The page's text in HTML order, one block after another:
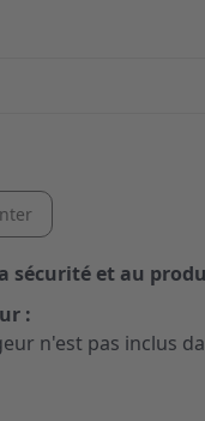
sécurité et au
:
n'est pas inclus